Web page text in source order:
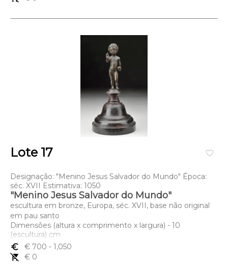
favorite_border
Lote 17
Designação: "Menino Jesus Salvador do Mundo" Época:
séc. XVII Estimativa: 1050
"Menino Jesus Salvador do Mundo"
escultura em bronze, Europa, séc. XVII, base não original
em pau santo
Dimensões (altura x comprimento x largura) - 10
(escultura) cm
euro_symbol
€ 700 - 1,050
remove_shopping_cart
€ 0